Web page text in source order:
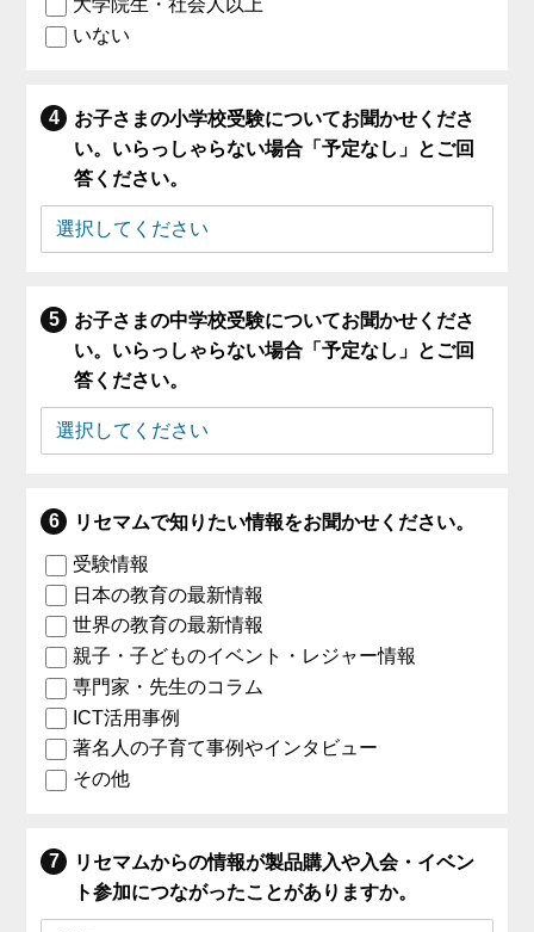
大学院生・社会人以上
いない
お子さまの小学校受験についてお聞かせくださ
い。いらっしゃらない場合「予定なし」とご回
答ください。
お子さまの中学校受験についてお聞かせくださ
い。いらっしゃらない場合「予定なし」とご回
答ください。
リセマムで知りたい情報をお聞かせください。
受験情報
日本の教育の最新情報
世界の教育の最新情報
親子・子どものイベント・レジャー情報
専門家・先生のコラム
ICT活用事例
著名人の子育て事例やインタビュー
その他
リセマムからの情報が製品購入や入会・イベン
ト参加につながったことがありますか。